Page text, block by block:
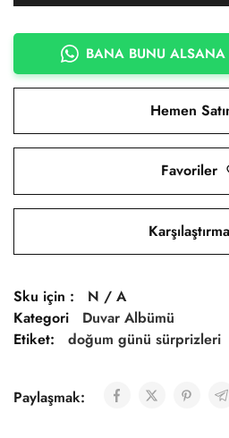
BANA BUNU ALSANA
Hemen
Favoriler
Karşılaştırma
Sku için :
N / A
Kategori
Duvar Albümü
Etiket:
doğum günü sürprizleri
Paylaşmak: